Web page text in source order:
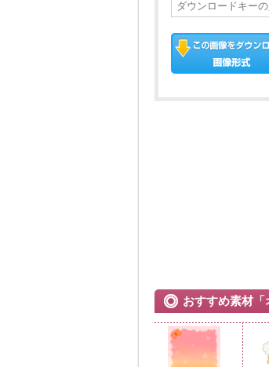
おすすめ素材「